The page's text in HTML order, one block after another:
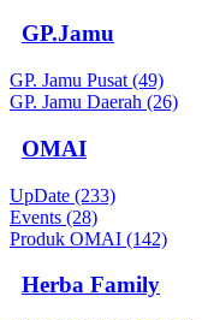
GP.Jamu
GP. Jamu Pusat (49)
GP. Jamu Daerah (26)
OMAI
UpDate (233)
Events (28)
Produk OMAI (142)
Herba Family